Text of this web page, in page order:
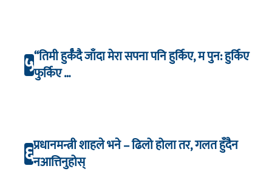
५“तिमी हुर्कँदै जाँदा मेरा सपना पनि हुर्किए, म पुन: हुर्किए
फुर्किए …
६प्रधानमन्त्री शाहले भने – ढिलो होला तर, गलत हुँदैन
नआत्तिनुहोस्